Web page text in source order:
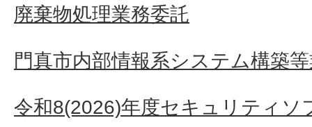
廃棄物処理業務委託
門真市内部情報系システム構築
令和8(2026)年度セキュリティソ